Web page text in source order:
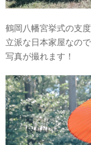
鶴岡八幡宮挙式の支
立派な日本家屋なの
写真が撮れます！